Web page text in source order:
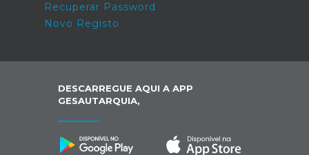
Recuperar Password
Novo Registo
DESCARREGUE AQUI A APP
GESAUTARQUIA,